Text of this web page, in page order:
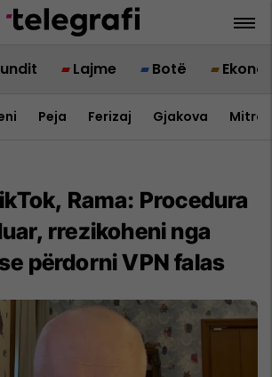
Lajme Botë
Peja Ferizaj Gjakova
Rama: Procedura
rrezikoheni nga
përdorni VPN falas